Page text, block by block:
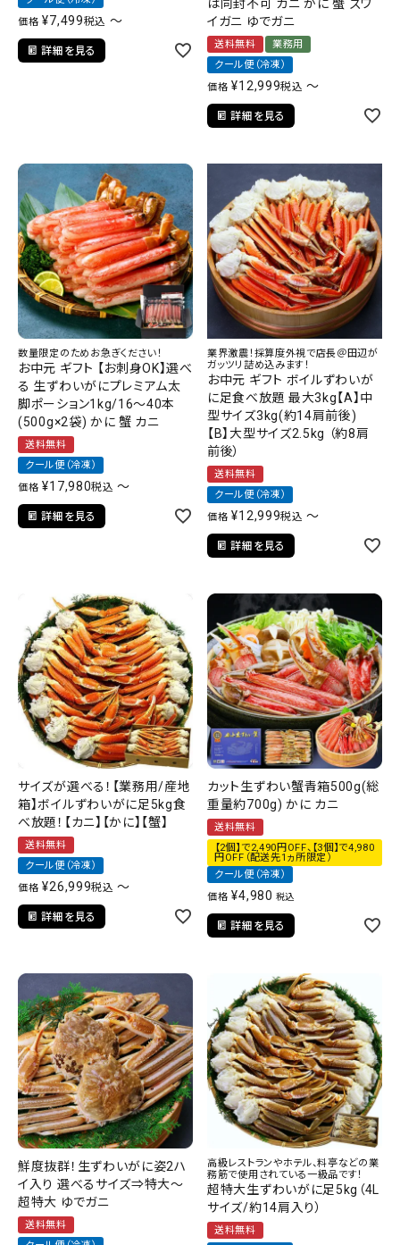
価格 ¥7,499税込 〜
詳細を見る
は同封不可 カニ かに 蟹 ズワ
イガニ ゆでガニ
送料無料
業務用
クール便（冷凍）
価格 ¥12,999税込 〜
詳細を見る
数量限定のためお急ぎください！
お中元 ギフト 【お刺身OK】選べ
る 生ずわいがにプレミアム太
脚ポーション1kg/16～40本
(500g×2袋) かに 蟹 カニ
送料無料
クール便（冷凍）
価格 ¥17,980税込 〜
詳細を見る
業界激震！採算度外視で店長＠田辺が
ガッツリ詰め込みます！
お中元 ギフト ボイルずわいが
に足食べ放題 最大3kg【A】中
型サイズ3kg(約14肩前後)
【B】大型サイズ2.5kg （約8肩
前後）
送料無料
クール便（冷凍）
価格 ¥12,999税込 〜
詳細を見る
サイズが選べる！【業務用/産地
箱】ボイルずわいがに足5kg食
べ放題！【カニ】【かに】【蟹】
送料無料
クール便（冷凍）
価格 ¥26,999税込 〜
詳細を見る
カット生ずわい蟹青箱500g(総
重量約700g) かに カニ
送料無料
【2個】で2,490円OFF、【3個】で4,980
円OFF（配送先1ヵ所限定）
クール便（冷凍）
価格 ¥4,980 税込
詳細を見る
鮮度抜群！生ずわいがに姿2ハ
イ入り 選べるサイズ⇒特大～
超特大 ゆでガニ
送料無料
高級レストランやホテル、料亭などの業
務筋で使用されている一級品です！
超特大生ずわいがに足5kg（4L
サイズ/約14肩入り）
送料無料